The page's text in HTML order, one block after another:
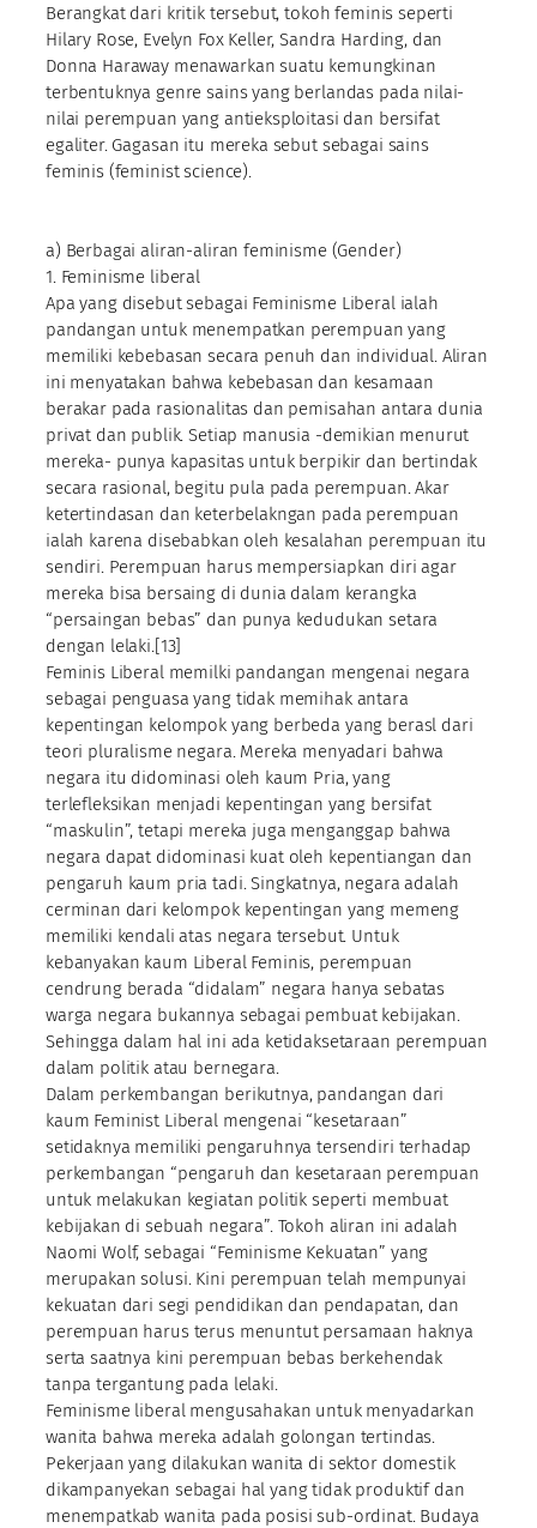
Berangkat dari kritik tersebut, tokoh feminis seperti
Hilary Rose, Evelyn Fox Keller, Sandra Harding, dan
Donna Haraway menawarkan suatu kemungkinan
terbentuknya genre sains yang berlandas pada nilai-
nilai perempuan yang antieksploitasi dan bersifat
egaliter. Gagasan itu mereka sebut sebagai sains
feminis (feminist science).
a) Berbagai aliran-aliran feminisme (Gender)
1. Feminisme liberal
Apa yang disebut sebagai Feminisme Liberal ialah
pandangan untuk menempatkan perempuan yang
memiliki kebebasan secara penuh dan individual. Aliran
ini menyatakan bahwa kebebasan dan kesamaan
berakar pada rasionalitas dan pemisahan antara dunia
privat dan publik. Setiap manusia -demikian menurut
mereka- punya kapasitas untuk berpikir dan bertindak
secara rasional, begitu pula pada perempuan. Akar
ketertindasan dan keterbelakngan pada perempuan
ialah karena disebabkan oleh kesalahan perempuan itu
sendiri. Perempuan harus mempersiapkan diri agar
mereka bisa bersaing di dunia dalam kerangka
“persaingan bebas” dan punya kedudukan setara
dengan lelaki.[13]
Feminis Liberal memilki pandangan mengenai negara
sebagai penguasa yang tidak memihak antara
kepentingan kelompok yang berbeda yang berasl dari
teori pluralisme negara. Mereka menyadari bahwa
negara itu didominasi oleh kaum Pria, yang
terlefleksikan menjadi kepentingan yang bersifat
“maskulin”, tetapi mereka juga menganggap bahwa
negara dapat didominasi kuat oleh kepentiangan dan
pengaruh kaum pria tadi. Singkatnya, negara adalah
cerminan dari kelompok kepentingan yang memeng
memiliki kendali atas negara tersebut. Untuk
kebanyakan kaum Liberal Feminis, perempuan
cendrung berada “didalam” negara hanya sebatas
warga negara bukannya sebagai pembuat kebijakan.
Sehingga dalam hal ini ada ketidaksetaraan perempuan
dalam politik atau bernegara.
Dalam perkembangan berikutnya, pandangan dari
kaum Feminist Liberal mengenai “kesetaraan”
setidaknya memiliki pengaruhnya tersendiri terhadap
perkembangan “pengaruh dan kesetaraan perempuan
untuk melakukan kegiatan politik seperti membuat
kebijakan di sebuah negara”. Tokoh aliran ini adalah
Naomi Wolf, sebagai “Feminisme Kekuatan” yang
merupakan solusi. Kini perempuan telah mempunyai
kekuatan dari segi pendidikan dan pendapatan, dan
perempuan harus terus menuntut persamaan haknya
serta saatnya kini perempuan bebas berkehendak
tanpa tergantung pada lelaki.
Feminisme liberal mengusahakan untuk menyadarkan
wanita bahwa mereka adalah golongan tertindas.
Pekerjaan yang dilakukan wanita di sektor domestik
dikampanyekan sebagai hal yang tidak produktif dan
menempatkab wanita pada posisi sub-ordinat. Budaya